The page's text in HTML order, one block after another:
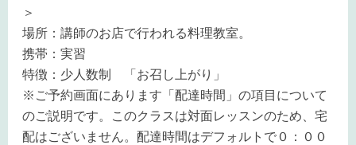
＞
場所：講師のお店で行われる料理教室。
携帯：実習
特徴：少人数制 「お召し上がり」
※ご予約画面にあります「配達時間」の項目について
のご説明です。このクラスは対面レッスンのため、宅
配はございません。配達時間はデフォルトで０：００